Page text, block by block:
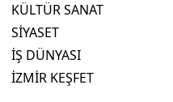
KÜLTÜR SANAT
SİYASET
İŞ DÜNYASI
İZMİR KEŞFET